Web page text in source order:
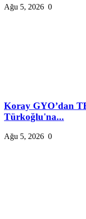
Ağu 5, 2026 0
Koray GYO’dan
Türkoğlu'na...
Ağu 5, 2026 0